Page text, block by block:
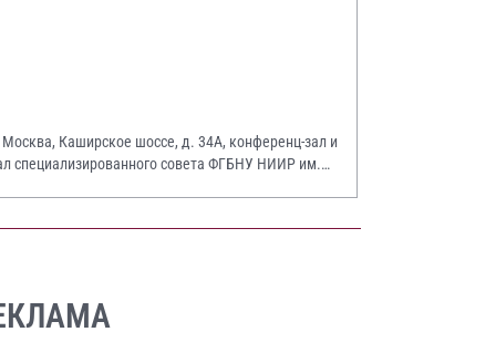
Москва, Каширское шоссе, д. 34А, конференц-зал и
специализированного совета ФГБНУ НИИР им.